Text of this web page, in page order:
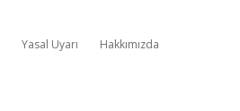
Yasal Uyarı Hakkımızda